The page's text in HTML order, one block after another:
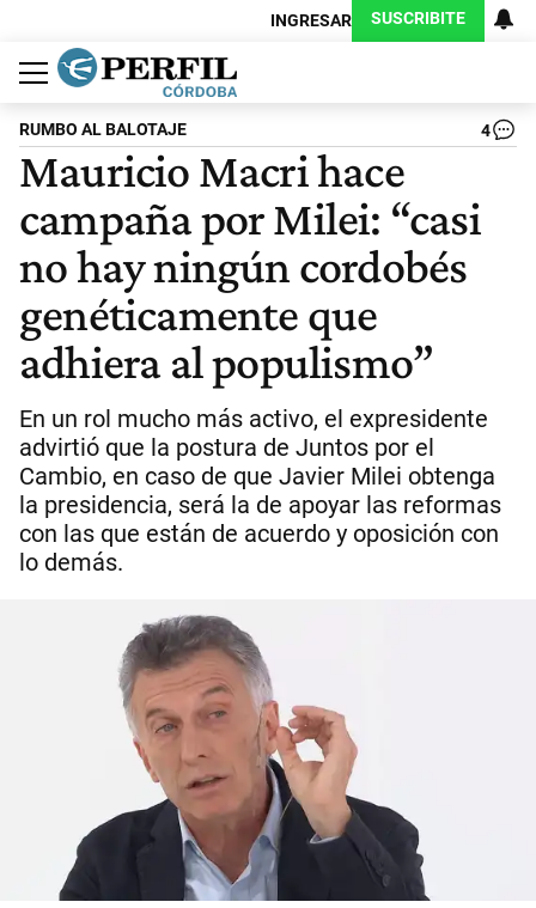
INGRESAR SUSCRIBITE
Política
Economía
Judiciales
Sociedad
Cultura
Espectáculos
Deportes
Protagonistas
RUMBO AL BALOTAJE 4
Mauricio Macri hace
campaña por Milei: “casi
no hay ningún cordobés
genéticamente que
adhiera al populismo”
En un rol mucho más activo, el expresidente
advirtió que la postura de Juntos por el
Cambio, en caso de que Javier Milei obtenga
la presidencia, será la de apoyar las reformas
con las que están de acuerdo y oposición con
lo demás.